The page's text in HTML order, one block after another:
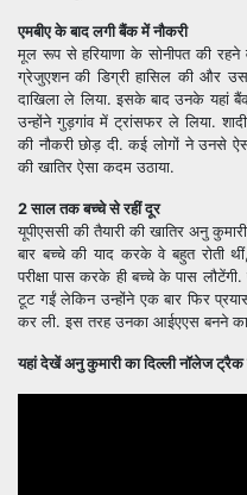
एमबीए के बाद लगी बैंक में नौकरी
मूल रूप से हरियाणा के सोनीपत की रहने
ग्रेजुएशन की डिग्री हासिल की और
दाखिला ले लिया. इसके बाद उनके यहां
उन्होंने गुड़गांव में ट्रांसफर ले लिया.
की नौकरी छोड़ दी. कई लोगों ने उनसे
की खातिर ऐसा कदम उठाया.
2 साल तक बच्चे से रहीं दूर
यूपीएससी की तैयारी की खातिर अनु
बार बच्चे की याद करके वे बहुत रोती
परीक्षा पास करके ही बच्चे के पास
टूट गईं लेकिन उन्होंने एक बार फिर
कर ली. इस तरह उनका आईएएस बनने का
यहां देखें अनु कुमारी का दिल्ली नॉलेज ट्रैक